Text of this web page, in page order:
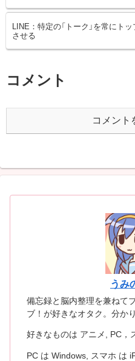
LINE：特定の「トーク」を常にト
させる
コメント
コメント
うみ
備忘録と脳内整理を兼ねて
ブ！が好きなオタク。分か
好きなものは アニメ, PC，
PC は Windows, スマホ は